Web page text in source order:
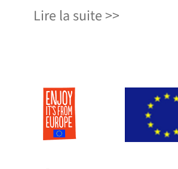
Lire la suite